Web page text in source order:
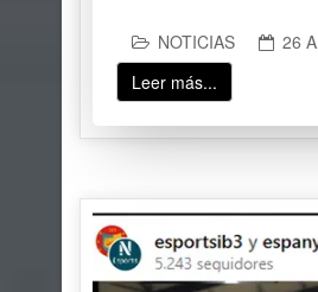
NOTICIAS 26
Leer más...